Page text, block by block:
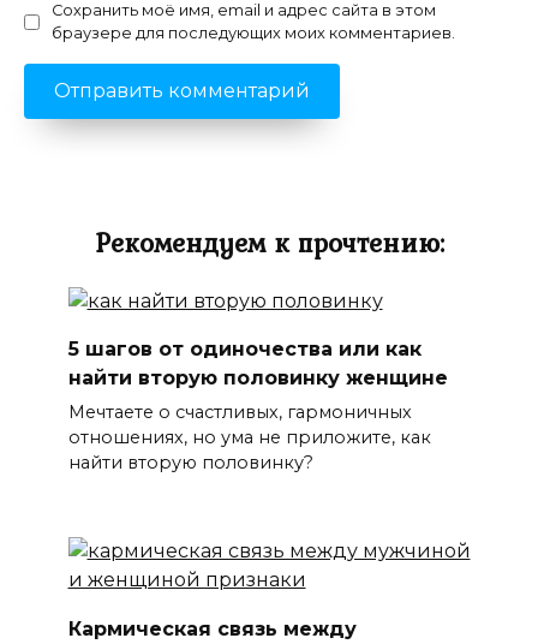
Сохранить моё имя, email и адрес сайта в этом
браузере для последующих моих комментариев.
Рекомендуем к прочтению:
5 шагов от одиночества или как
найти вторую половинку женщине
Мечтаете о счастливых, гармоничных
отношениях, но ума не приложите, как
найти вторую половинку?
Кармическая связь между